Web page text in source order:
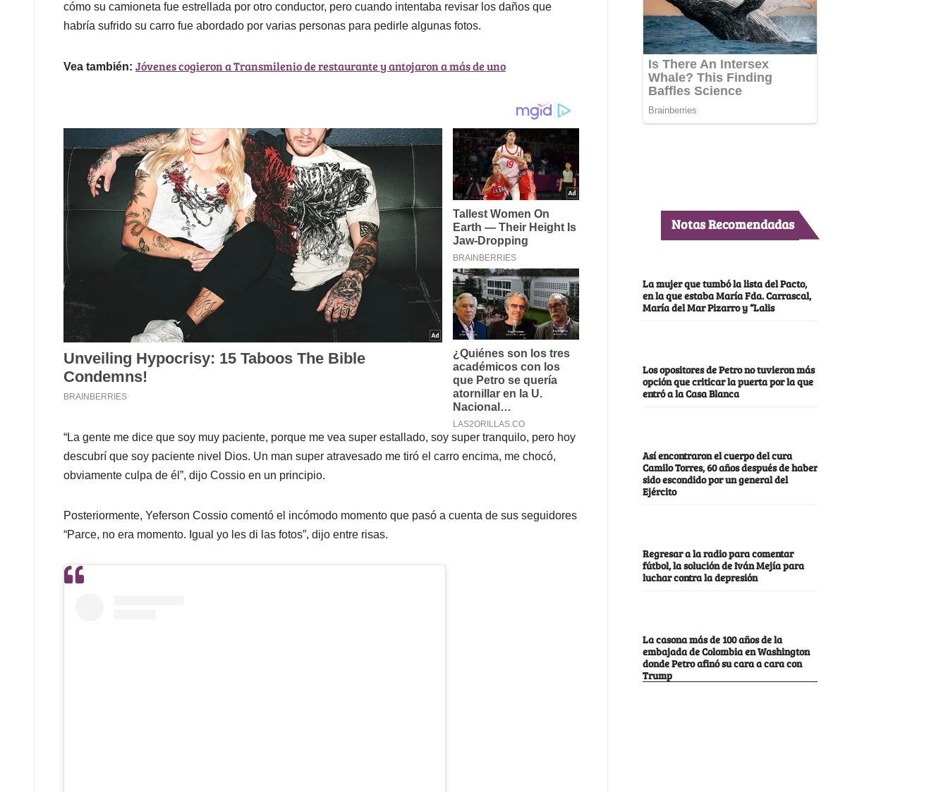
cómo su camioneta fue estrellada por otro conductor, pero cuando intentaba revisar los daños que
habría sufrido su carro fue abordado por varias personas para pedirle algunas fotos.
Vea también: Jóvenes cogieron a Transmilenio de restaurante y antojaron a más de uno
“La gente me dice que soy muy paciente, porque me vea super estallado, soy super tranquilo, pero hoy
descubrí que soy paciente nivel Dios. Un man super atravesado me tiró el carro encima, me chocó,
obviamente culpa de él”, dijo Cossio en un principio.
Posteriormente, Yeferson Cossio comentó el incómodo momento que pasó a cuenta de sus seguidores
“Parce, no era momento. Igual yo les di las fotos”, dijo entre risas.
Notas Recomendadas
La mujer que tumbó la lista del Pacto,
en la que estaba María Fda. Carrascal,
María del Mar Pizarro y “Lalis
Los opositores de Petro no tuvieron más
opción que criticar la puerta por la que
entró a la Casa Blanca
Así encontraron el cuerpo del cura
Camilo Torres, 60 años después de haber
sido escondido por un general del
Ejército
Regresar a la radio para comentar
fútbol, la solución de Iván Mejía para
luchar contra la depresión
La casona más de 100 años de la
embajada de Colombia en Washington
donde Petro afinó su cara a cara con
Trump